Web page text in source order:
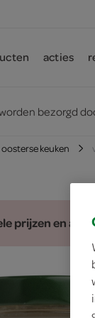
acties
bezorgd
oosterse keuken
prijzen en